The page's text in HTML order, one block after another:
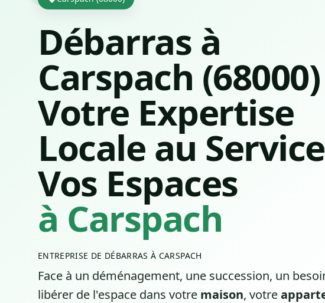
Débarras à
Carspach
Votre Expertise
Locale au
Vos Espaces
à Carspach
ENTREPRISE DE DÉBARRAS À CARSPACH
Face à un déménagement, une succession, un
libérer de l'espace dans votre maison, votre